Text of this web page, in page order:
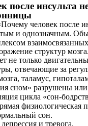
после инсульта
человек после
и однозначным.
структур мозга.
не только
отвечающие за
таламус,
сном» разрушены
цикла «сон-
физиологическая
сон.
и тревога.